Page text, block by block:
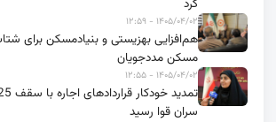
کرد
۱۴۰۵/۰۴/۰۲ - ۱۲:۵۹
هم‌افزایی بهزیستی و بنیادمسکن برای
مسکن مددجویان
۱۴۰۵/۰۴/۰۲ - ۱۲:۵۵
سران قوا رسید